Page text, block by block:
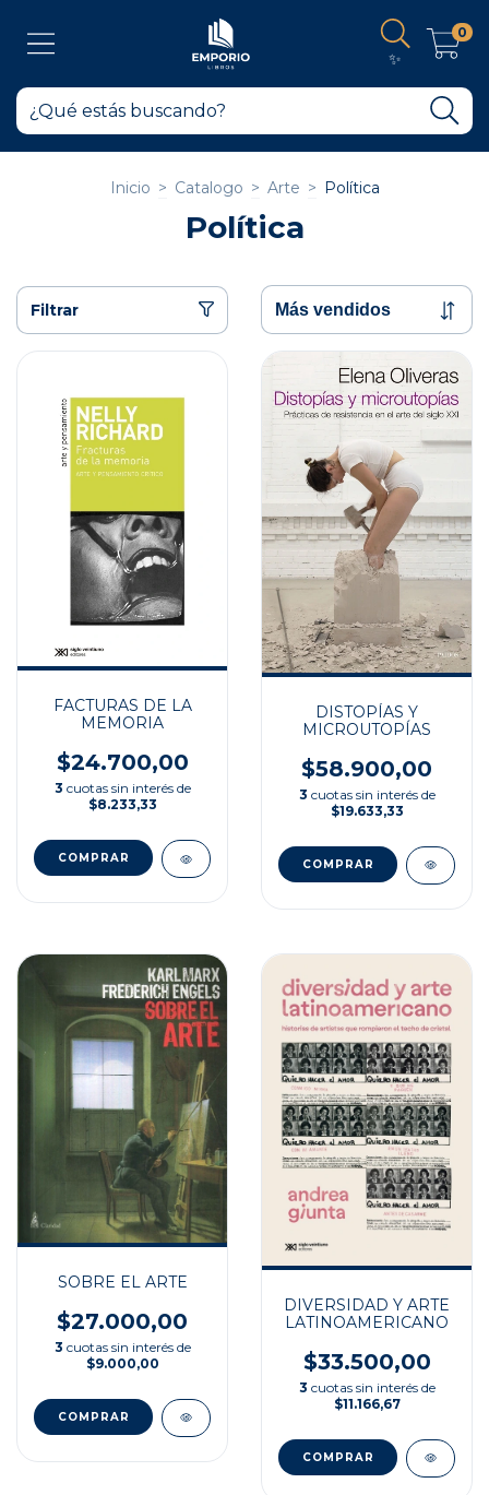
✨
0
Inicio > Catalogo > Arte > Política
Política
Filtrar
FACTURAS DE LA
MEMORIA
$24.700,00
3 cuotas sin interés de
$8.233,33
DISTOPÍAS Y
MICROUTOPÍAS
$58.900,00
3 cuotas sin interés de
$19.633,33
SOBRE EL ARTE
$27.000,00
3 cuotas sin interés de
$9.000,00
DIVERSIDAD Y ARTE
LATINOAMERICANO
$33.500,00
3 cuotas sin interés de
$11.166,67